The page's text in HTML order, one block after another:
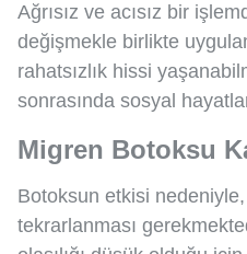
Ağrısız ve acısız bir
değişmekle birlikte
rahatsızlık hissi
sonrasında sosyal
Migren Botoksu
Botoksun etkisi
tekrarlanması